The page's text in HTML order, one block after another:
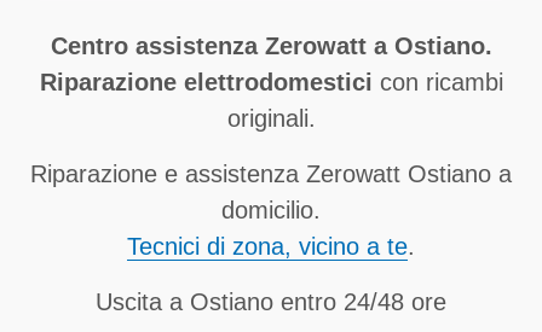
Centro assistenza Zerowatt a Ostiano.
Riparazione elettrodomestici con ricambi
originali.
Riparazione e assistenza Zerowatt Ostiano a
domicilio.
Tecnici di zona, vicino a te.
Uscita a Ostiano entro 24/48 ore